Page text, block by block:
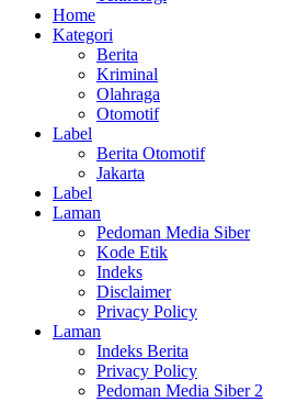
Home
Kategori
Berita
Kriminal
Olahraga
Otomotif
Label
Berita Otomotif
Jakarta
Label
Laman
Pedoman Media Siber
Kode Etik
Indeks
Disclaimer
Privacy Policy
Laman
Indeks Berita
Privacy Policy
Pedoman Media Siber 2